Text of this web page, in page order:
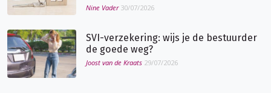
Nine Vader 30/07/2026
SVI-verzekering: wijs je de bestuurder
de goede weg?
Joost van de Kraats 29/07/2026